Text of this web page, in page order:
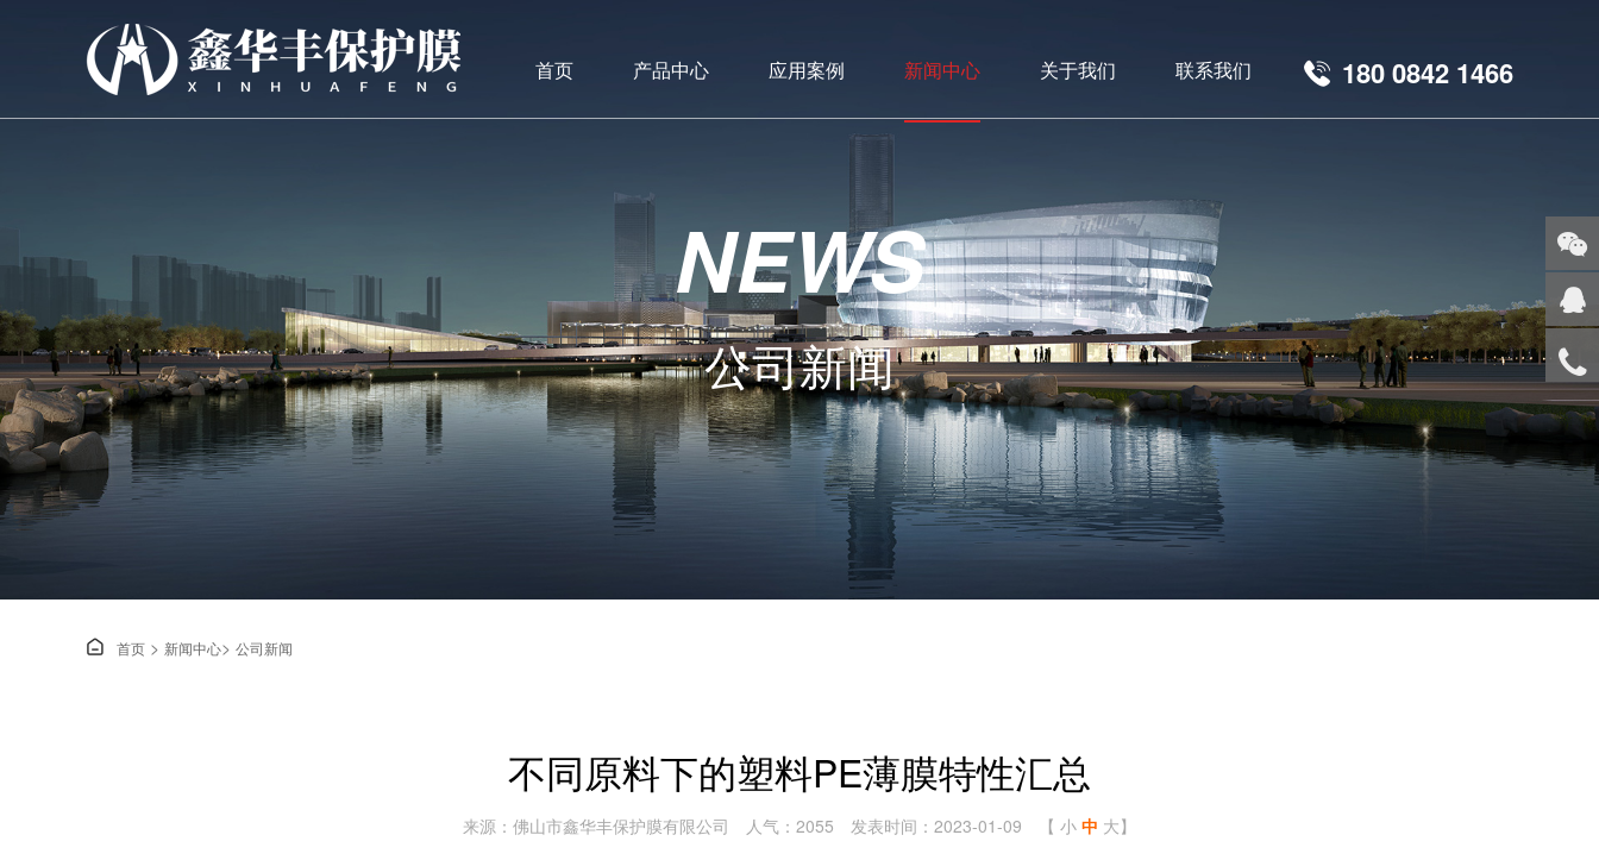
180 0842 1466
首页 产品中心 应用案例 新闻中心 关于我们 联系我们
NEWS
公司新闻
 首页 > 新闻中心> 公司新闻
不同原料下的塑料PE薄膜特性汇总
来源：佛山市鑫华丰保护膜有限公司 人气：2055 发表时间：2023-01-09 【 小 中 大】
关注
微信
线客
服
服务
热线
顶部